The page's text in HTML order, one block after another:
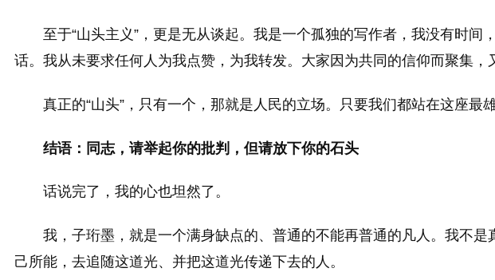
至于“山头主义”，更是无从谈起。我是一个孤独的写作者，我没有时
话。我从未要求任何人为我点赞，为我转发。大家因为共同的信仰而聚集
真正的“山头”，只有一个，那就是人民的立场。只要我们都站在这座最
结语：同志，请举起你的批判，但请放下你的石头
话说完了，我的心也坦然了。
我，子珩墨，就是一个满身缺点的、普通的不能再普通的凡人。我不
己所能，去追随这道光、并把这道光传递下去的人。